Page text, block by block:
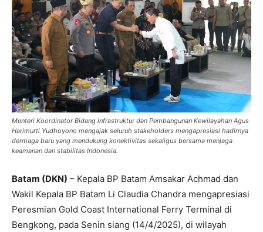
Menteri Koordinator Bidang Infrastruktur dan Pembangunan Kewilayahan Agus
Harimurti Yudhoyono mengajak seluruh stakeholders mengapresiasi hadirnya
dermaga baru yang mendukung konektivitas sekaligus bersama menjaga
keamanan dan stabilitas Indonesia.
Batam (DKN) – Kepala BP Batam Amsakar Achmad dan
Wakil Kepala BP Batam Li Claudia Chandra mengapresiasi
Peresmian Gold Coast International Ferry Terminal di
Bengkong, pada Senin siang (14/4/2025), di wilayah